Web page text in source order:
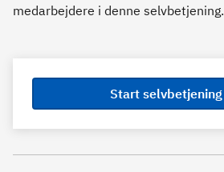
medarbejdere i denne selvbetjening.
Start selvbetjening